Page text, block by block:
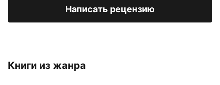
Написать рецензию
Книги из жанра